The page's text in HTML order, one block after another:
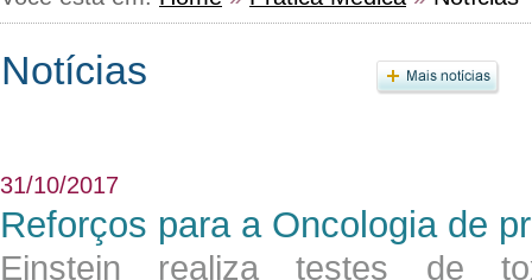
31/10/2017
Reforços para a Oncologia de
Einstein realiza testes de